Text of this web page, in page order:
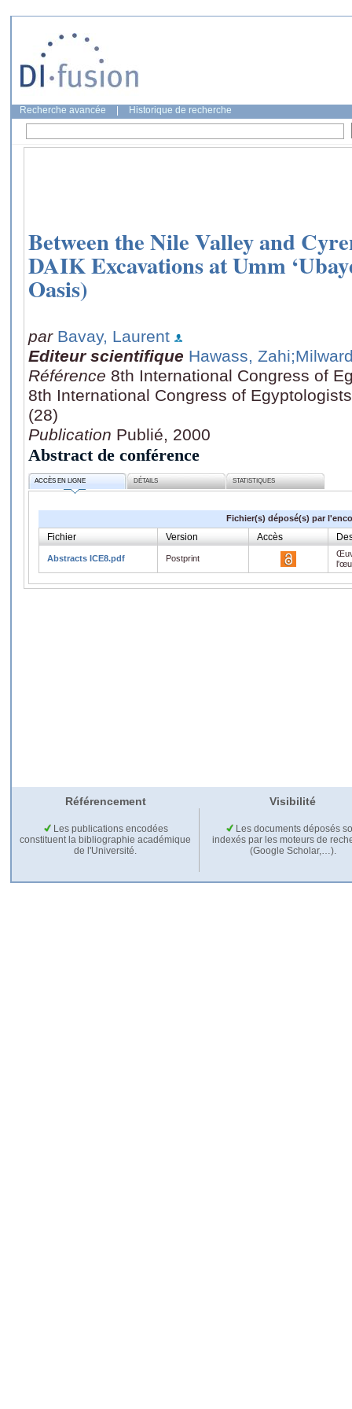
Recherche avancée Historique de recherche
Between the Nile Valley and
DAIK Excavations at Umm
Oasis)
par Bavay, Laurent
Editeur scientifique Hawass, Zahi
Référence 8th International Congress of
8th International Congress of
(28)
Publication Publié, 2000
Abstract de conférence
ACCÈS EN LIGNE DÉTAILS STATISTIQUES
Fichier(s) déposé(s) par
Fichier Version Accès
Abstracts ICE8.pdf Postprint
Référencement Visibilité
Les publications encodées
constituent la bibliographie académique
de l'Université.
Les documents déposés
indexés par les moteurs de
(Google Scholar,…).